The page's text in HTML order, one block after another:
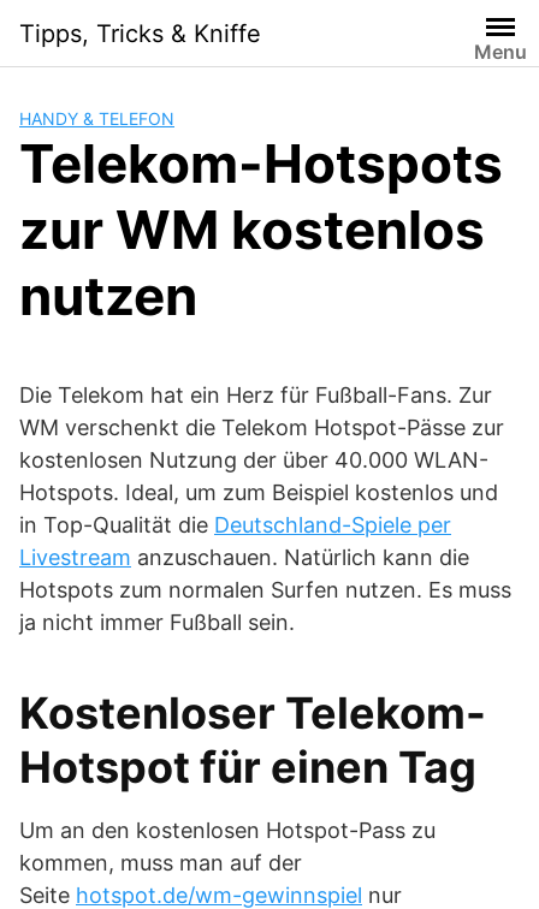
content
Tipps, Tricks & Kniffe
Menu
HANDY & TELEFON
Telekom-Hotspots
zur WM kostenlos
nutzen
Die Telekom hat ein Herz für Fußball-Fans. Zur
WM verschenkt die Telekom Hotspot-Pässe zur
kostenlosen Nutzung der über 40.000 WLAN-
Hotspots. Ideal, um zum Beispiel kostenlos und
in Top-Qualität die Deutschland-Spiele per
Livestream anzuschauen. Natürlich kann die
Hotspots zum normalen Surfen nutzen. Es muss
ja nicht immer Fußball sein.
Kostenloser Telekom-
Hotspot für einen Tag
Um an den kostenlosen Hotspot-Pass zu
kommen, muss man auf der
Seite hotspot.de/wm-gewinnspiel nur